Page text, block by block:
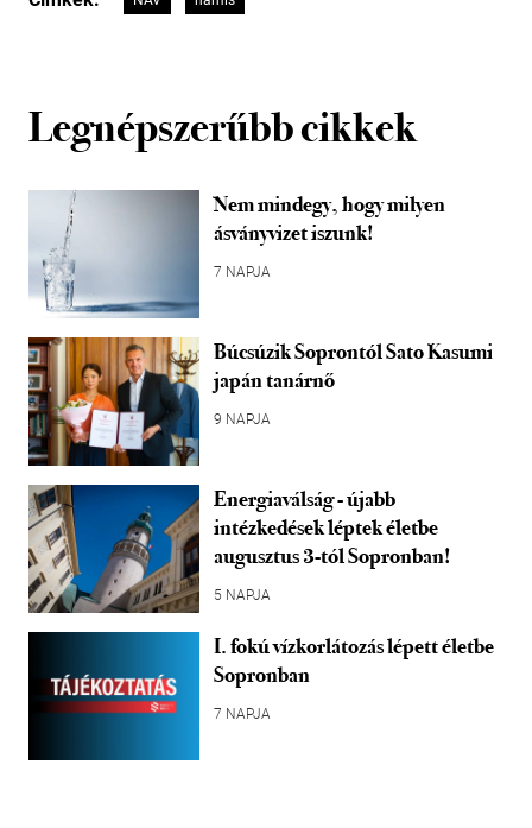
Legnépszerűbb cikkek
Nem mindegy, hogy milyen
ásványvizet iszunk!
7 NAPJA
Búcsúzik Soprontól Sato Kasumi
japán tanárnő
9 NAPJA
Energiaválság - újabb
intézkedések léptek életbe
augusztus 3-tól Sopronban!
5 NAPJA
I. fokú vízkorlátozás lépett életbe
Sopronban
7 NAPJA